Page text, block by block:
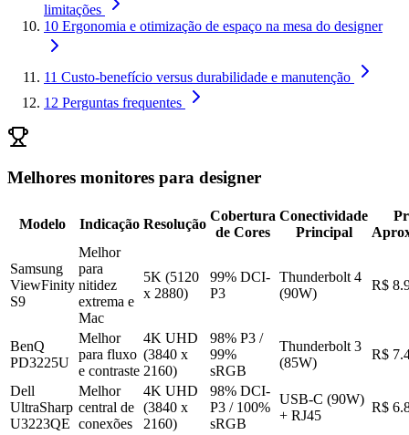
limitações
10 Ergonomia e otimização de espaço na mesa do designer
11 Custo-benefício versus durabilidade e manutenção
12 Perguntas frequentes
Melhores monitores para designer
Modelo Indicação Resolução
Cobertura
de Cores
Conectividade
Principal
Samsung
ViewFinity
S9
Melhor
para
nitidez
extrema e
Mac
5K (5120
x 2880)
99% DCI-
P3
Thunderbolt 4
(90W)
R$
BenQ
PD3225U
Melhor
para fluxo
e contraste
4K UHD
(3840 x
2160)
98% P3 /
99%
sRGB
Thunderbolt 3
(85W)
R$
Dell
UltraSharp
U3223QE
Melhor
central de
conexões
4K UHD
(3840 x
2160)
98% DCI-
P3 / 100%
sRGB
USB-C (90W)
+ RJ45
R$